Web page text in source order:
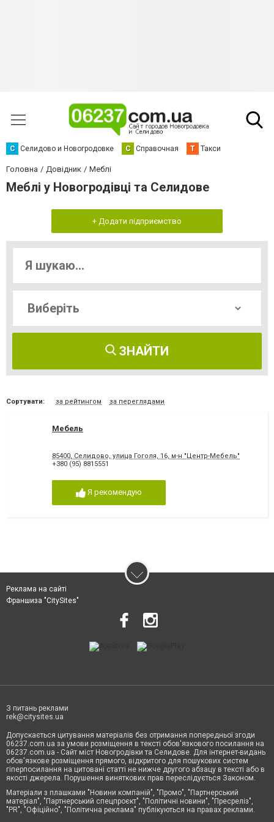
С Селидово и Новогродовке С Справочная Т Такси
Головна Довідник Меблі
Меблі у Новогродівці та Селидове
+ Додати підприємство
ЗНАЙТИ
Сортувати: за рейтингом за переглядами
Мебель
85400, Селидово, улица Гоголя, 16, м-н "Центр-Мебель"
+380 (95) 8815551
Я рекомендую
Реклама на сайті
Франшиза "CitySites"
З питань реклами
rek@citysites.ua
Допускається цитування матеріалів без отримання попередньої згоди
06237.com.ua за умови розміщення в тексті обов'язкового посилання на
06237.com.ua - Сайт міст Новогродівки та Селидове. Для інтернет-видань
обов'язкове розміщення прямого, відкритого для пошукових систем
гіперпосилання на цитовані статті не нижче другого абзацу в тексті або в
якості джерела. Порушення виняткових прав переслідується Законом.
Матеріали з плашками "Новини компаній", "Промо", "Партнерський
матеріал", "Партнерський спецпроєкт", "Політичні новини", "Пресреліз",
"PR", "Офіційно", "Політична реклама" публікуються на правах реклами.